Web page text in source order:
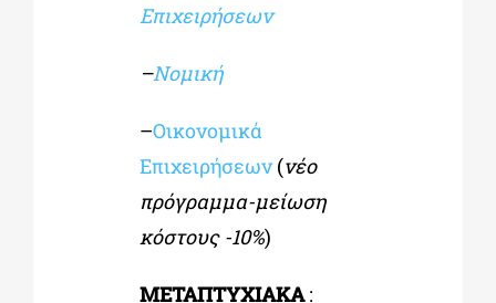
Επιχειρήσεων
–Νομική
–Οικονομικά
Επιχειρήσεων(νέο
πρόγραμμα-μείωση
κόστους -10%)
ΜΕΤΑΠΤΥΧΙΑΚΑ: